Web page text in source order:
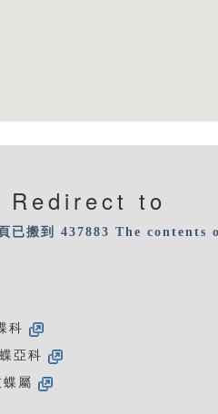
Redirect to
已搬到 437883 The contents
科
亞科
蝶屬